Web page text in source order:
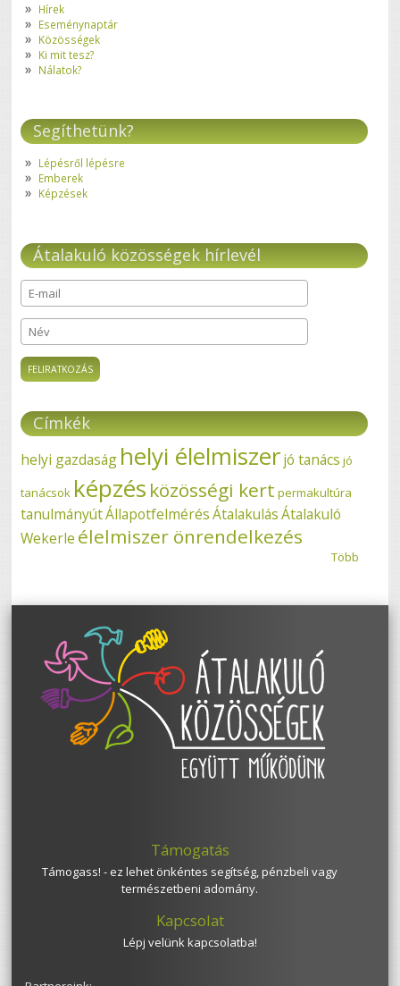
Hírek
Eseménynaptár
Közösségek
Ki mit tesz?
Nálatok?
Segíthetünk?
Lépésről lépésre
Emberek
Képzések
Átalakuló közösségek hírlevél
E-mail*
Név
Címkék
helyi gazdaság helyi élelmiszerjó tanács jó
tanácsok képzés közösségi kert permakultúra
tanulmányútÁllapotfelmérés Átalakulás Átalakuló
Wekerle élelmiszer önrendelkezés
Több
Támogatás
Támogass! - ez lehet önkéntes segítség, pénzbeli vagy
természetbeni adomány.
Kapcsolat
Lépj velünk kapcsolatba!